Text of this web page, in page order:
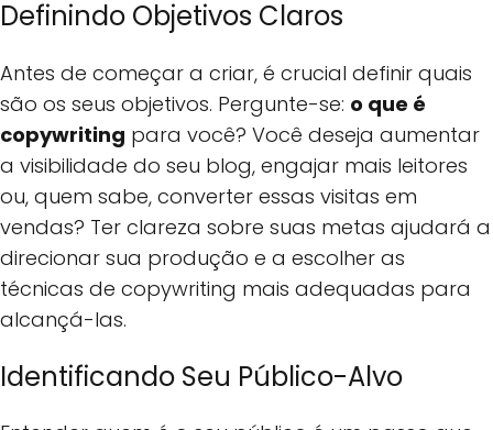
Definindo Objetivos Claros
Antes de começar a criar, é crucial definir quais
são os seus objetivos. Pergunte-se: o que é
copywriting para você? Você deseja aumentar
a visibilidade do seu blog, engajar mais leitores
ou, quem sabe, converter essas visitas em
vendas? Ter clareza sobre suas metas ajudará a
direcionar sua produção e a escolher as
técnicas de copywriting mais adequadas para
alcançá-las.
Identificando Seu Público-Alvo